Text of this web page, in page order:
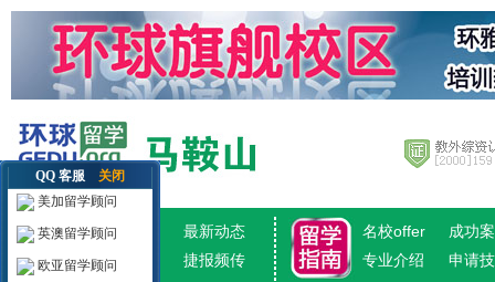
招生计划
最新动态
热点推荐
捷报频传
名校offer
成功
专业介绍
申请
QQ 客服
关闭
美加留学顾问
英澳留学顾问
欧亚留学顾问